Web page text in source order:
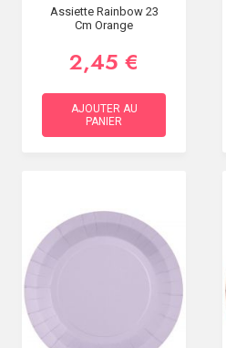
Assiette Rainbow 23
Cm Orange
2,45 €
AJOUTER AU
PANIER